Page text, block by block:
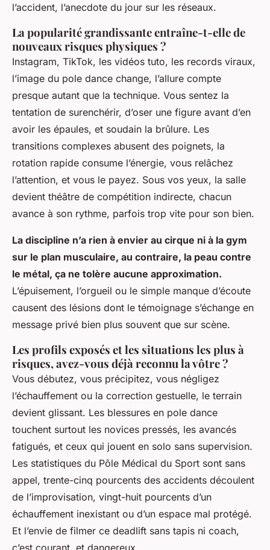
l’accident, l’anecdote du jour sur les réseaux.
La popularité grandissante entraîne-t-elle de
nouveaux risques physiques ?
Instagram, TikTok, les vidéos tuto, les records viraux,
l’image du pole dance change, l’allure compte
presque autant que la technique. Vous sentez la
tentation de surenchérir, d’oser une figure avant d’en
avoir les épaules, et soudain la brûlure. Les
transitions complexes abusent des poignets, la
rotation rapide consume l’énergie, vous relâchez
l’attention, et vous le payez. Sous vos yeux, la salle
devient théâtre de compétition indirecte, chacun
avance à son rythme, parfois trop vite pour son bien.
La discipline n’a rien à envier au cirque ni à la gym
sur le plan musculaire, au contraire, la peau contre
le métal, ça ne tolère aucune approximation.
L’épuisement, l’orgueil ou le simple manque d’écoute
causent des lésions dont le témoignage s’échange en
message privé bien plus souvent que sur scène.
Les profils exposés et les situations les plus à
risques, avez-vous déjà reconnu la vôtre ?
Vous débutez, vous précipitez, vous négligez
l’échauffement ou la correction gestuelle, le terrain
devient glissant. Les blessures en pole dance
touchent surtout les novices pressés, les avancés
fatigués, et ceux qui jouent en solo sans supervision.
Les statistiques du Pôle Médical du Sport sont sans
appel, trente-cinq pourcents des accidents découlent
de l’improvisation, vingt-huit pourcents d’un
échauffement inexistant ou d’un espace mal protégé.
Et l’envie de filmer ce deadlift sans tapis ni coach,
c’est courant, et dangereux.